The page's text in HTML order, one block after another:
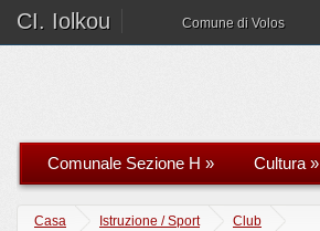
CI. Iolkou Comune di Volos
Comunale Sezione H » Cultura»
Casa Istruzione / Sport Club